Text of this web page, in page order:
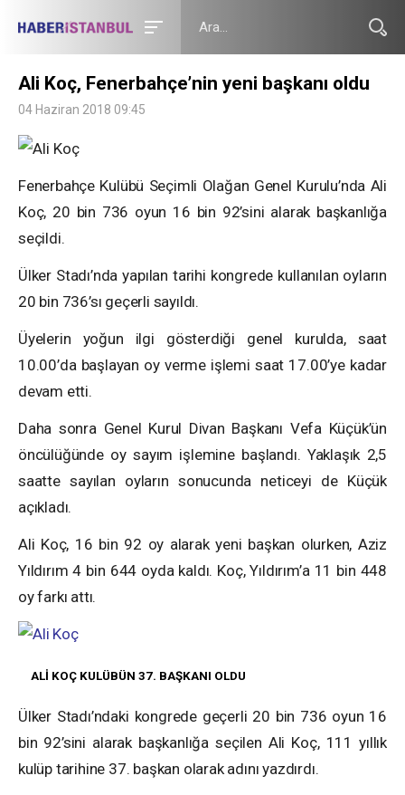
Ali Koç, Fenerbahçe’nin yeni başkanı oldu
04 Haziran 2018 09:45
Fenerbahçe Kulübü Seçimli Olağan Genel Kurulu’nda Ali
Koç, 20 bin 736 oyun 16 bin 92’sini alarak başkanlığa
seçildi.
Ülker Stadı’nda yapılan tarihi kongrede kullanılan oyların
20 bin 736’sı geçerli sayıldı.
Üyelerin yoğun ilgi gösterdiği genel kurulda, saat
10.00’da başlayan oy verme işlemi saat 17.00’ye kadar
devam etti.
Daha sonra Genel Kurul Divan Başkanı Vefa Küçük’ün
öncülüğünde oy sayım işlemine başlandı. Yaklaşık 2,5
saatte sayılan oyların sonucunda neticeyi de Küçük
açıkladı.
Ali Koç, 16 bin 92 oy alarak yeni başkan olurken, Aziz
Yıldırım 4 bin 644 oyda kaldı. Koç, Yıldırım’a 11 bin 448
oy farkı attı.
ALİ KOÇ KULÜBÜN 37. BAŞKANI OLDU
Ülker Stadı’ndaki kongrede geçerli 20 bin 736 oyun 16
bin 92’sini alarak başkanlığa seçilen Ali Koç, 111 yıllık
kulüp tarihine 37. başkan olarak adını yazdırdı.